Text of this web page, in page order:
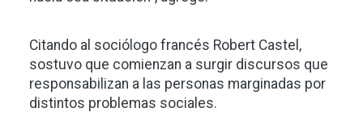
Citando al sociólogo francés Robert Castel,
sostuvo que comienzan a surgir discursos que
responsabilizan a las personas marginadas por
distintos problemas sociales.